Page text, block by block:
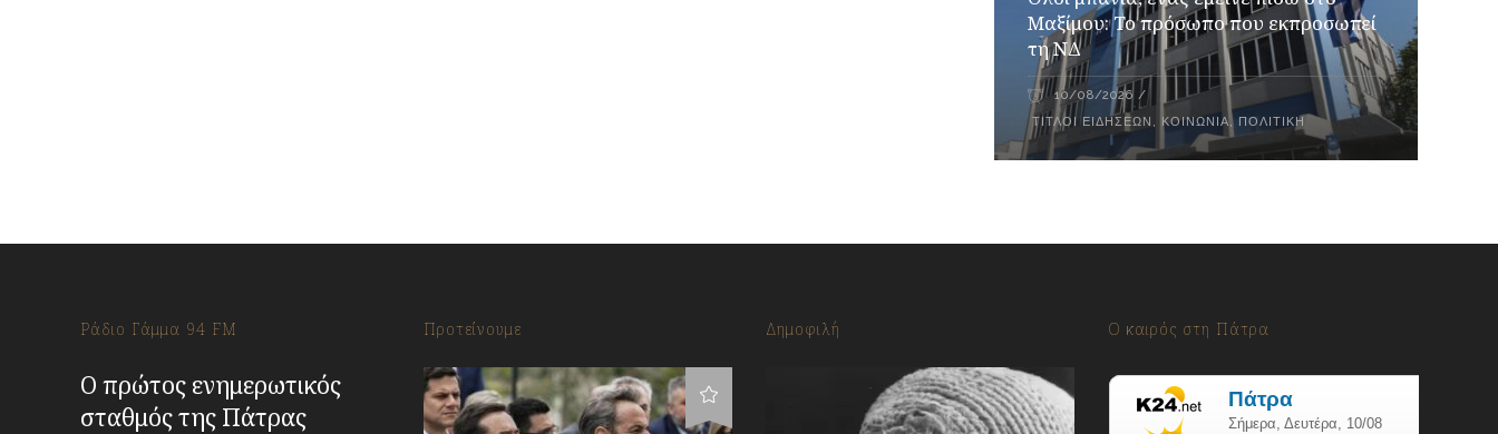
Μαξίμου: Το πρόσωπο που εκπροσωπεί
τη ΝΔ
10/08/2026
ΤΊΤΛΟΙ ΕΙΔΉΣΕΩΝ , ΚΟΙΝΩΝΊΑ, ΠΟΛΙΤΙΚΉ
Ράδιο Γάμμα 94 FM
Ο πρώτος ενημερωτικός
σταθμός της Πάτρας
Προτείνουμε Δημοφιλή Ο καιρός στη Πάτρα